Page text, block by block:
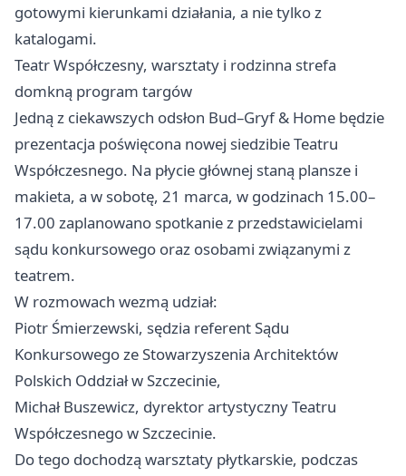
gotowymi kierunkami działania, a nie tylko z
katalogami.
Teatr Współczesny, warsztaty i rodzinna strefa
domkną program targów
Jedną z ciekawszych odsłon Bud–Gryf & Home będzie
prezentacja poświęcona nowej siedzibie Teatru
Współczesnego. Na płycie głównej staną plansze i
makieta, a w sobotę, 21 marca, w godzinach 15.00–
17.00 zaplanowano spotkanie z przedstawicielami
sądu konkursowego oraz osobami związanymi z
teatrem.
W rozmowach wezmą udział:
Piotr Śmierzewski, sędzia referent Sądu
Konkursowego ze Stowarzyszenia Architektów
Polskich Oddział w Szczecinie,
Michał Buszewicz, dyrektor artystyczny Teatru
Współczesnego w Szczecinie.
Do tego dochodzą warsztaty płytkarskie, podczas